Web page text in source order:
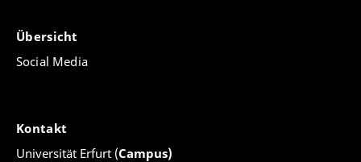
Übersicht
Social Media
Kontakt
Universität Erfurt (Campus)